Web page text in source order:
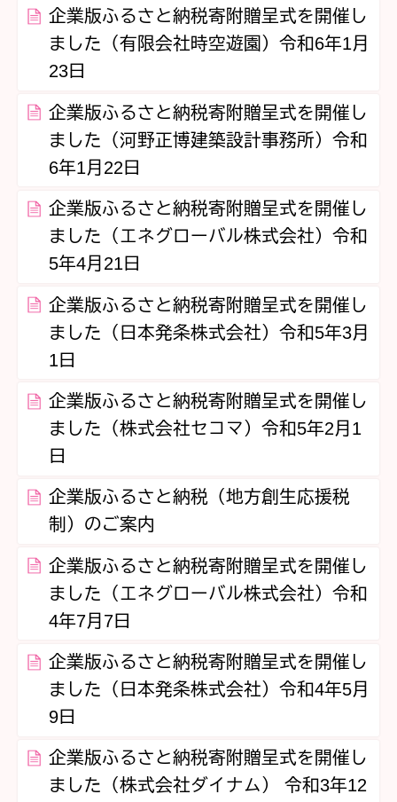
企業版ふるさと納税寄附贈呈式を開催し
ました（有限会社時空遊園）令和6年1月
23日
企業版ふるさと納税寄附贈呈式を開催し
ました（河野正博建築設計事務所）令和
6年1月22日
企業版ふるさと納税寄附贈呈式を開催し
ました（エネグローバル株式会社）令和
5年4月21日
企業版ふるさと納税寄附贈呈式を開催し
ました（日本発条株式会社）令和5年3月
1日
企業版ふるさと納税寄附贈呈式を開催し
ました（株式会社セコマ）令和5年2月1
日
企業版ふるさと納税（地方創生応援税
制）のご案内
企業版ふるさと納税寄附贈呈式を開催し
ました（エネグローバル株式会社）令和
4年7月7日
企業版ふるさと納税寄附贈呈式を開催し
ました（日本発条株式会社）令和4年5月
9日
企業版ふるさと納税寄附贈呈式を開催し
ました（株式会社ダイナム） 令和3年12